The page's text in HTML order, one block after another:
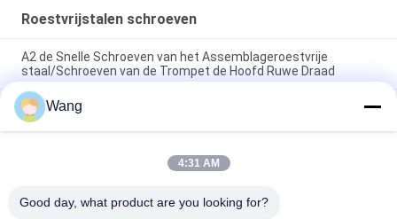
Roestvrijstalen schroeven
A2 de Snelle Schroeven van het Assemblageroestvrije
staal/Schroeven van de Trompet de Hoofd Ruwe Draad
10mm 100mm 150mm Roestvrij staalschroeven, de Hoofd
Metrische Bouten van de Roestvrij staalflens
Van het de Spaanplaatroestvrije staal van INOX A2 van de
Schroevenpozi de Aandrijvingsdubbel Verzonken Hoofd
Wang
4:31 AM
Good day, what product are you looking for?